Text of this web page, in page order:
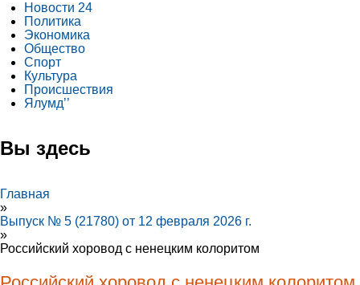
Новости 24
Политика
Экономика
Общество
Спорт
Культура
Происшествия
Ялумд’’
Вы здесь
Главная
»
Выпуск № 5 (21780) от 12 февраля 2026 г.
»
Российский хоровод с ненецким колоритом